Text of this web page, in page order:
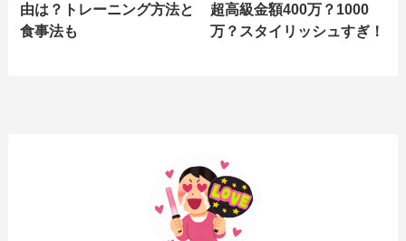
由は？トレーニング方法と
食事法も
超高級金額400万？1000
万？スタイリッシュすぎ！